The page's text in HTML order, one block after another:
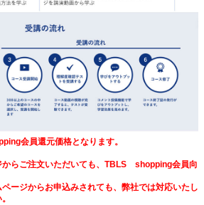
会員還元価格となります。
らご注文いただいても、TBLS shopping会員向
ージからお申込みされても、弊社では対応いたし